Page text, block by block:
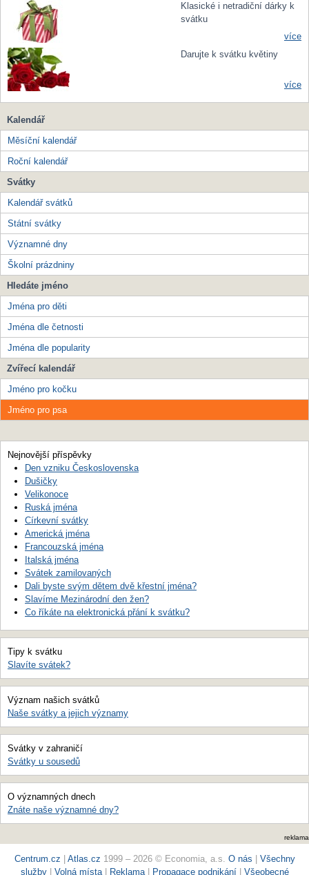
Klasické i netradiční dárky k
svátku
více
Darujte k svátku květiny
více
Kalendář
Měsíční kalendář
Roční kalendář
Svátky
Kalendář svátků
Státní svátky
Významné dny
Školní prázdniny
Hledáte jméno
Jména pro děti
Jména dle četnosti
Jména dle popularity
Zvířecí kalendář
Jméno pro kočku
Jméno pro psa
Nejnovější příspěvky
Den vzniku Československa
Dušičky
Velikonoce
Ruská jména
Církevní svátky
Americká jména
Francouzská jména
Italská jména
Svátek zamilovaných
Dali byste svým dětem dvě křestní jména?
Slavíme Mezinárodní den žen?
Co říkáte na elektronická přání k svátku?
Tipy k svátku
Slavíte svátek?
Význam našich svátků
Naše svátky a jejich významy
Svátky v zahraničí
Svátky u sousedů
O významných dnech
Znáte naše významné dny?
reklama
Centrum.cz Atlas.cz 1999 – 2026 © Economia, a.s. O nás
Všechny
služby
Volná místa| Reklama Propagace podnikání| Všeobecné